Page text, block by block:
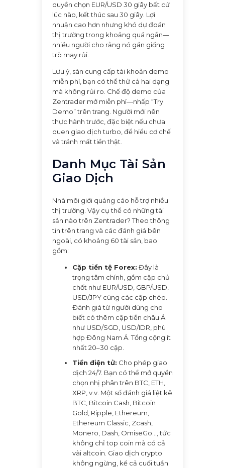
quyền chọn EUR/USD 30 giây bất cứ
lúc nào, kết thúc sau 30 giây. Lợi
nhuận cao hơn nhưng khó dự đoán
thị trường trong khoảng quá ngắn—
nhiều người cho rằng nó gần giống
trò may rủi.
Lưu ý, sàn cung cấp tài khoản demo
miễn phí, bạn có thể thử cả hai dạng
mà không rủi ro. Chế độ demo của
Zentrader mở miễn phí—nhấp “Try
Demo” trên trang. Người mới nên
thực hành trước, đặc biệt nếu chưa
quen giao dịch turbo, để hiểu cơ chế
và tránh mất tiền thật.
Danh Mục Tài Sản
Giao Dịch
Nhà môi giới quảng cáo hỗ trợ nhiều
thị trường. Vậy cụ thể có những tài
sản nào trên Zentrader? Theo thông
tin trên trang và các đánh giá bên
ngoài, có khoảng 60 tài sản, bao
gồm:
Cặp tiền tệ Forex: Đây là
trọng tâm chính, gồm cặp chủ
chốt như EUR/USD, GBP/USD,
USD/JPY cùng các cặp chéo.
Đánh giá từ người dùng cho
biết có thêm cặp tiền châu Á
như USD/SGD, USD/IDR, phù
hợp Đông Nam Á. Tổng cộng ít
nhất 20–30 cặp.
Tiền điện tử: Cho phép giao
dịch 24/7. Bạn có thể mở quyền
chọn nhị phân trên BTC, ETH,
XRP, v.v. Một số đánh giá liệt kê
BTC, Bitcoin Cash, Bitcoin
Gold, Ripple, Ethereum,
Ethereum Classic, Zcash,
Monero, Dash, OmiseGo..., tức
không chỉ top coin mà có cả
vài altcoin. Giao dịch crypto
không ngừng, kể cả cuối tuần.